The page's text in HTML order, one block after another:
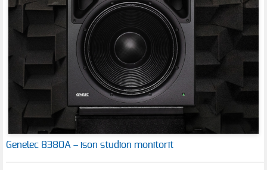
Genelec 8380A – ison studion monitorit